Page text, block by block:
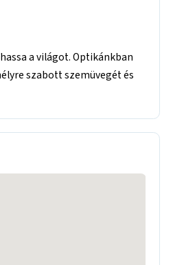
a világot. Optikánkban
szabott szemüvegét és